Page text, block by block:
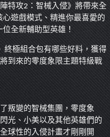
特攻2：智械入侵》將帶來全
遊戲模式、精進你最喜愛的
全新輔助型英雄！
終極組合包有哪些好料，獲得
到來的零度象限主題特級戰
叛變的智械集團，零度象
光、小美以及其他英雄們的
球性的入侵計畫才剛剛開